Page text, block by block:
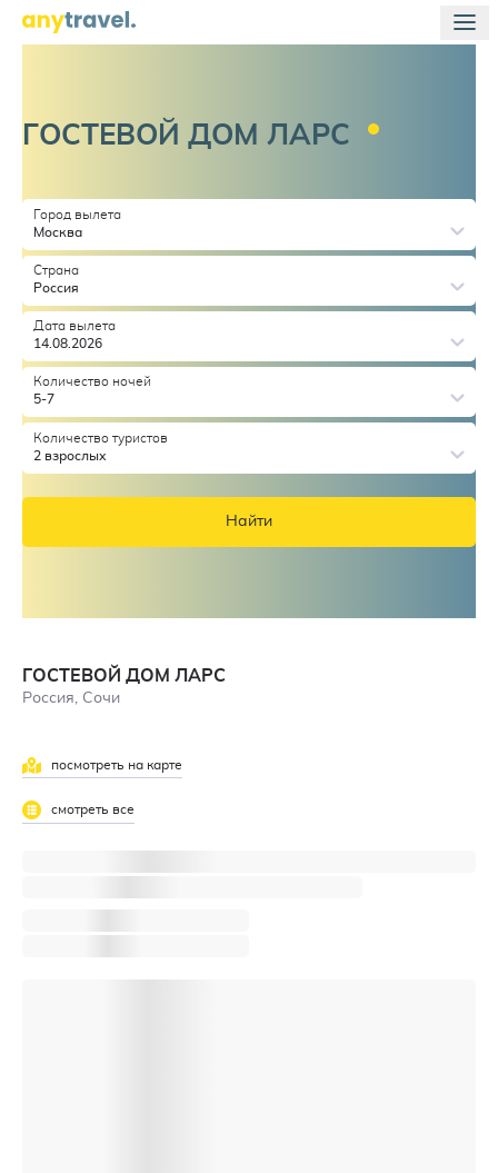
ГОСТЕВОЙ ДОМ ЛАРС
Город вылета
Москва
Страна
Россия
Дата вылета
14.08.2026
Количество ночей
5-7
Количество туристов
2 взрослых
Найти
ГОСТЕВОЙ ДОМ ЛАРС
Россия, Сочи
посмотреть на карте
смотреть все